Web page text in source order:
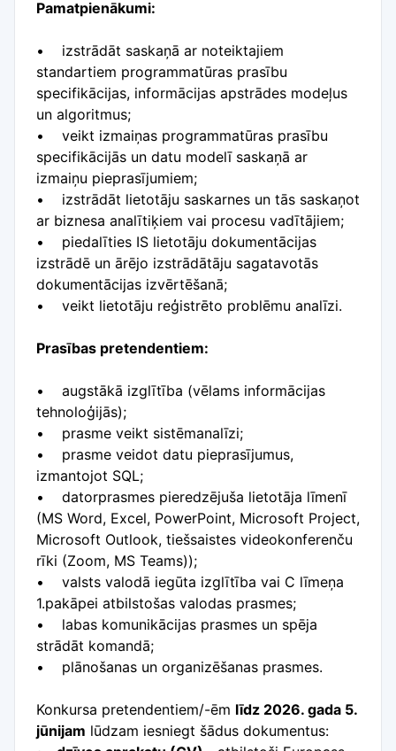
Pamatpienākumi:
• izstrādāt saskaņā ar noteiktajiem
standartiem programmatūras prasību
specifikācijas, informācijas apstrādes modeļus
un algoritmus;
• veikt izmaiņas programmatūras prasību
specifikācijās un datu modelī saskaņā ar
izmaiņu pieprasījumiem;
• izstrādāt lietotāju saskarnes un tās saskaņot
ar biznesa analītiķiem vai procesu vadītājiem;
• piedalīties IS lietotāju dokumentācijas
izstrādē un ārējo izstrādātāju sagatavotās
dokumentācijas izvērtēšanā;
• veikt lietotāju reģistrēto problēmu analīzi.
Prasības pretendentiem:
• augstākā izglītība (vēlams informācijas
tehnoloģijās);
• prasme veikt sistēmanalīzi;
• prasme veidot datu pieprasījumus,
izmantojot SQL;
• datorprasmes pieredzējuša lietotāja līmenī
(MS Word, Excel, PowerPoint, Microsoft Project,
Microsoft Outlook, tiešsaistes videokonferenču
rīki (Zoom, MS Teams));
• valsts valodā iegūta izglītība vai C līmeņa
1.pakāpei atbilstošas valodas prasmes;
• labas komunikācijas prasmes un spēja
strādāt komandā;
• plānošanas un organizēšanas prasmes.
Konkursa pretendentiem/-ēm līdz 2026. gada 5.
jūnijam lūdzam iesniegt šādus dokumentus: